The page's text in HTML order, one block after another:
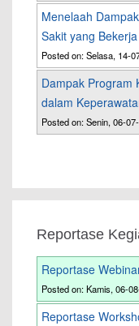
Menelaah
Sakit yang
Posted on: Selasa, 14-
Dampak Program
dalam
Posted on: Senin, 06-
Reportase
Reportase
Posted on: Kamis, 06-
Reportase